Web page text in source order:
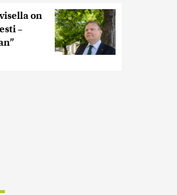
on
–